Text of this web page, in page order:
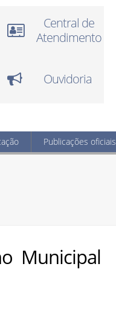
Central de
Atendimento
Ouvidoria
Publicações oficiais
Municipal